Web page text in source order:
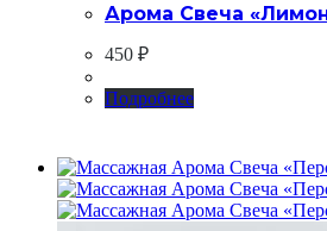
Арома Свеча
450 ₽
Подробнее